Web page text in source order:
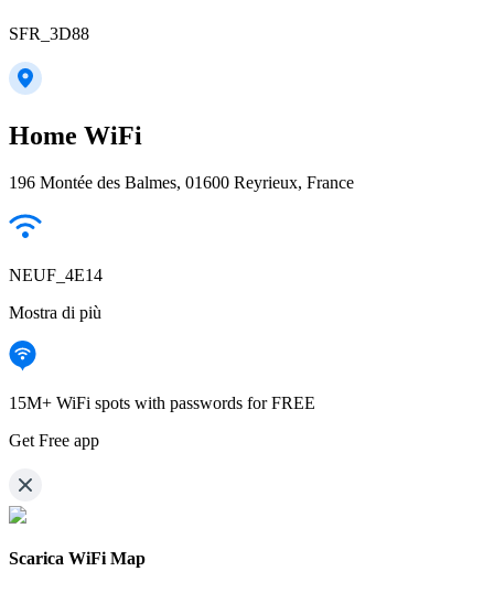
SFR_3D88
Home WiFi
196 Montée des Balmes, 01600 Reyrieux, France
NEUF_4E14
Mostra di più
15M+ WiFi spots with passwords for FREE
Get Free app
Scarica WiFi Map